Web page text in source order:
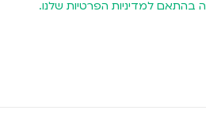
בהתאםלמדיניות הפרטיות שלנו.